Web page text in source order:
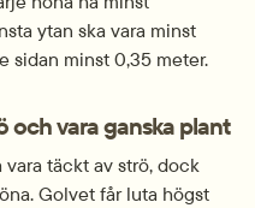
ytan ska vara minst
sidan minst 0,35 meter.
och vara ganska plant
täckt av strö, dock
Golvet får luta högst